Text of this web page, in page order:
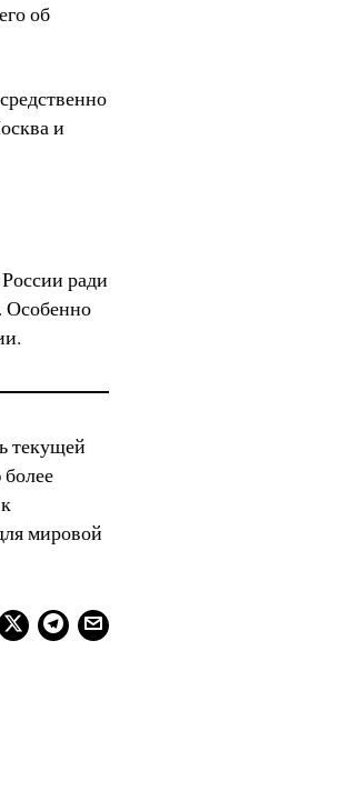
об
и
ради
Особенно
текущей
мировой